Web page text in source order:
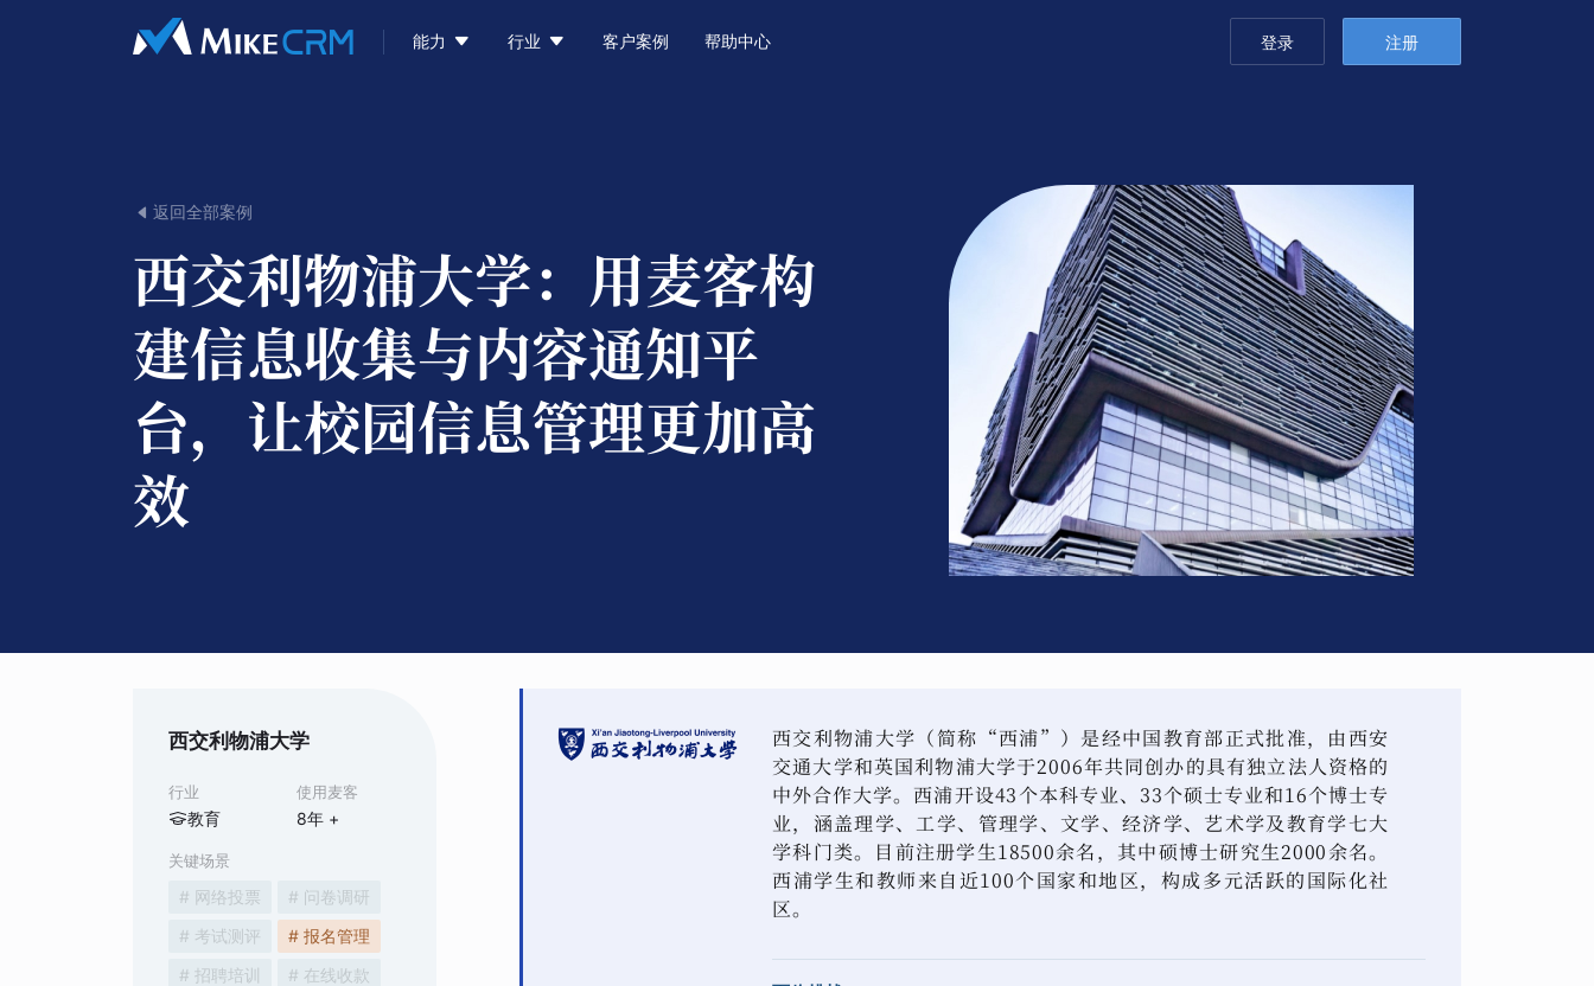
能力  行业  客户案例 帮助中心 登录 注册
 返回全部案例
西交利物浦大学： 用麦客构
建信息收集与内容通知平
台，让校园信息管理更加高
效
西交利物浦大学
行业
教育
使用麦客
8年 +
关键场景
# 网络投票
# 问卷调研
# 考试测评
# 报名管理
# 招聘培训
# 在线收款
西交利物浦大学（简称“西浦”）是经中国教育部正式批准，由西安
交通大学和英国利物浦大学于2006年共同创办的具有独立法人资格的
中外合作大学。西浦开设43个本科专业、33个硕士专业和16个博士专
业，涵盖理学、工学、管理学、文学、经济学、艺术学及教育学七大
学科门类。目前注册学生18500余名，其中硕博士研究生2000余名。
西浦学生和教师来自近100个国家和地区，构成多元活跃的国际化社
区。